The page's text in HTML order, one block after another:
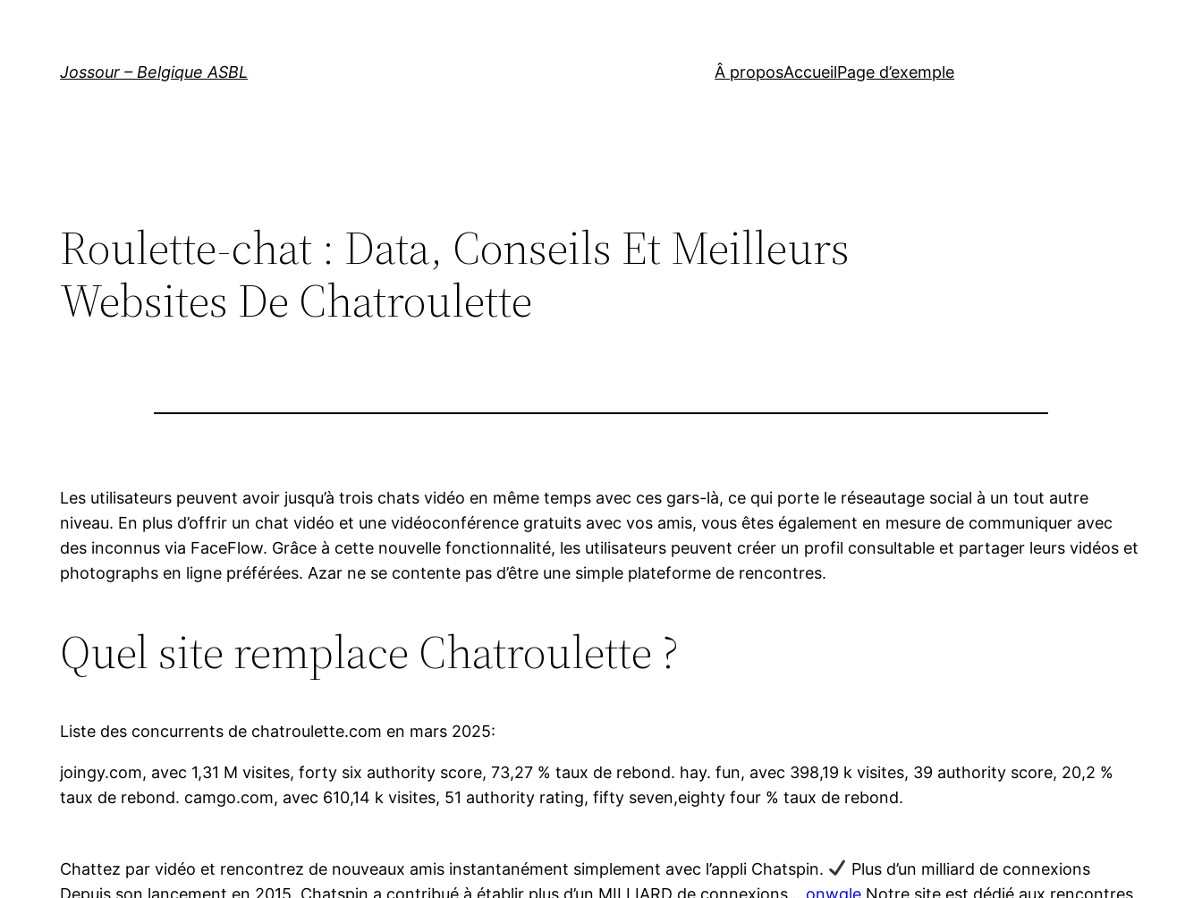
Jossour – Belgique ASBL Â proposAccueilPage d’exemple
Roulette-chat : Data, Conseils Et Meilleurs
Websites De Chatroulette
Les utilisateurs peuvent avoir jusqu’à trois chats vidéo en même temps avec ces gars-là, ce qui porte le réseautage social à un tout autre
niveau. En plus d’offrir un chat vidéo et une vidéoconférence gratuits avec vos amis, vous êtes également en mesure de communiquer avec
des inconnus via FaceFlow. Grâce à cette nouvelle fonctionnalité, les utilisateurs peuvent créer un profil consultable et partager leurs vidéos et
photographs en ligne préférées. Azar ne se contente pas d’être une simple plateforme de rencontres.
Quel site remplace Chatroulette ?
Liste des concurrents de chatroulette.com en mars 2025:
joingy.com, avec 1,31 M visites, forty six authority score, 73,27 % taux de rebond. hay. fun, avec 398,19 k visites, 39 authority score, 20,2 %
taux de rebond. camgo.com, avec 610,14 k visites, 51 authority rating, fifty seven,eighty four % taux de rebond.
Chattez par vidéo et rencontrez de nouveaux amis instantanément simplement avec l’appli Chatspin.
Plus d’un milliard de connexions
Depuis son lancement en 2015, Chatspin a contribué à établir plus d’un MILLIARD de connexions… onwgle Notre site est dédié aux rencontres